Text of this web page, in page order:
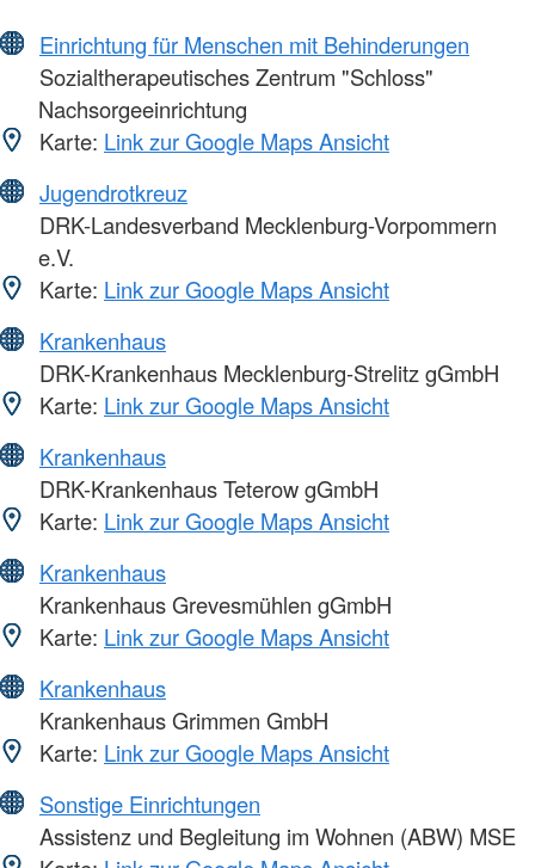
Einrichtung für Menschen mit Behinderungen
Sozialtherapeutisches Zentrum "Schloss"
Nachsorgeeinrichtung
Karte: Link zur Google Maps Ansicht
Jugendrotkreuz
DRK-Landesverband Mecklenburg-Vorpommern
e.V.
Karte: Link zur Google Maps Ansicht
Krankenhaus
DRK-Krankenhaus Mecklenburg-Strelitz gGmbH
Karte: Link zur Google Maps Ansicht
Krankenhaus
DRK-Krankenhaus Teterow gGmbH
Karte: Link zur Google Maps Ansicht
Krankenhaus
Krankenhaus Grevesmühlen gGmbH
Karte: Link zur Google Maps Ansicht
Krankenhaus
Krankenhaus Grimmen GmbH
Karte: Link zur Google Maps Ansicht
Sonstige Einrichtungen
Assistenz und Begleitung im Wohnen (ABW) MSE